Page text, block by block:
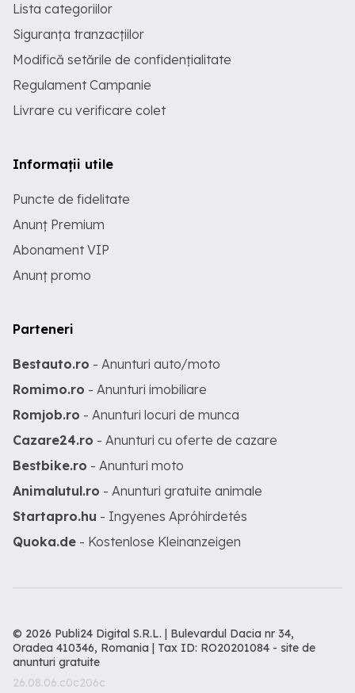
Lista categoriilor
Siguranța tranzacțiilor
Modifică setările de confidențialitate
Regulament Campanie
Livrare cu verificare colet
Informații utile
Puncte de fidelitate
Anunț Premium
Abonament VIP
Anunț promo
Parteneri
Bestauto.ro - Anunturi auto/moto
Romimo.ro - Anunturi imobiliare
Romjob.ro - Anunturi locuri de munca
Cazare24.ro - Anunturi cu oferte de cazare
Bestbike.ro - Anunturi moto
Animalutul.ro - Anunturi gratuite animale
Startapro.hu - Ingyenes Apróhirdetés
Quoka.de - Kostenlose Kleinanzeigen
© 2026 Publi24 Digital S.R.L. | Bulevardul Dacia nr 34,
Oradea 410346, Romania | Tax ID: RO20201084 - site de
anunturi gratuite
26.08.06.c0c206c